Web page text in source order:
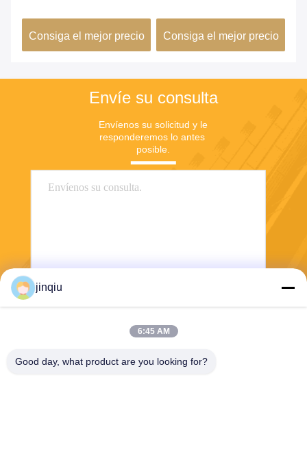
moldeo a presión 200ml
Consiga el mejor precio
8cavity para la botella
Consiga el mejor precio
Envíe su consulta
Envíenos su solicitud y le
responderemos lo antes
posible.
Envío
jinqiu
6:45 AM
Good day, what product are you looking for?